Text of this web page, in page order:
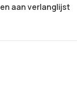
aan verlanglijst